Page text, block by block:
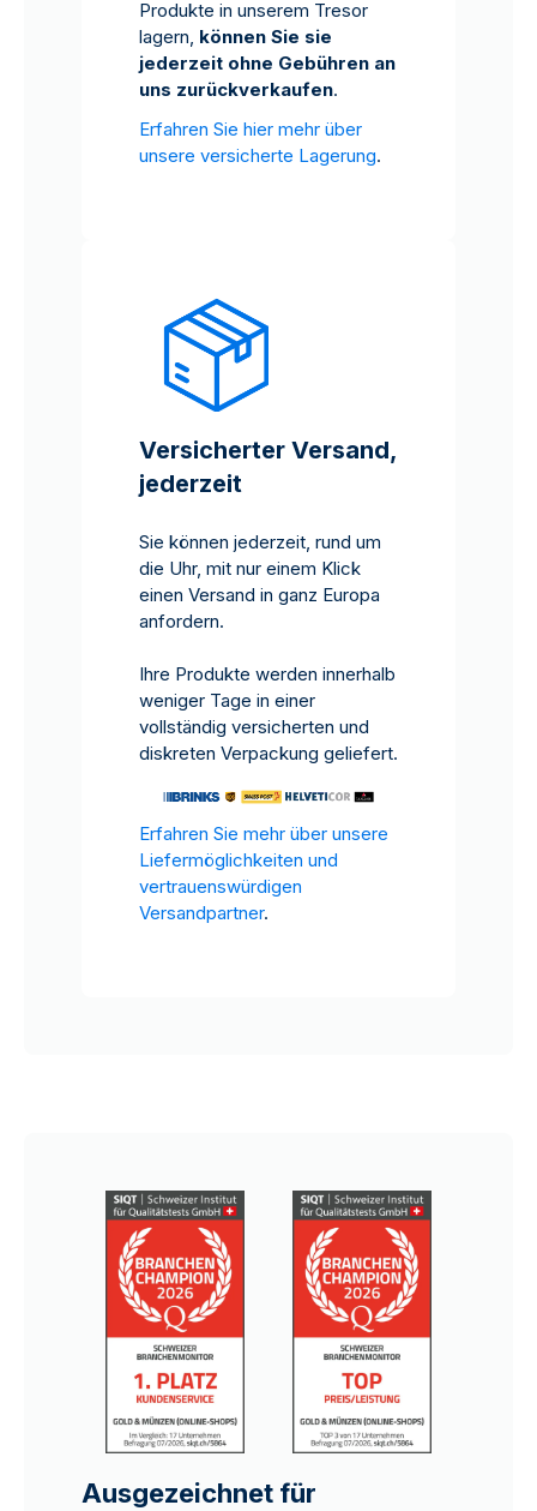
Produkte in unserem Tresor
lagern, können Sie sie
jederzeit ohne Gebühren an
uns zurückverkaufen.
Erfahren Sie hier mehr über
unsere versicherte Lagerung.
Versicherter Versand,
jederzeit
Sie können jederzeit, rund um
die Uhr, mit nur einem Klick
einen Versand in ganz Europa
anfordern.
Ihre Produkte werden innerhalb
weniger Tage in einer
vollständig versicherten und
diskreten Verpackung geliefert.
Erfahren Sie mehr über unsere
Liefermöglichkeiten und
vertrauenswürdigen
Versandpartner.
Ausgezeichnet für